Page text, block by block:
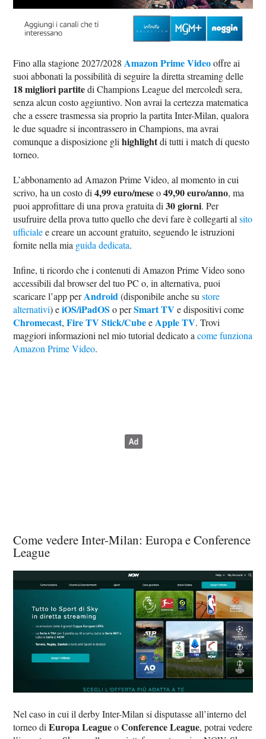
Fino alla stagione 2027/2028 Amazon Prime Videooffre ai
suoi abbonati la possibilità di seguire la diretta streaming delle
18 migliori partitedi Champions League del mercoledì sera,
senza alcun costo aggiuntivo. Non avrai la certezza matematica
che a essere trasmessa sia proprio la partita Inter-Milan, qualora
le due squadre si incontrassero in Champions, ma avrai
comunque a disposizione glihighlightdi tutti i match di questo
torneo.
L’abbonamento ad Amazon Prime Video, al momento in cui
scrivo, ha un costo di4,99 euro/meseo49,90 euro/anno, ma
puoi approfittare di una prova gratuita di30 giorni. Per
usufruire della prova tutto quello che devi fare è collegarti alsito
ufficialee creare un account gratuito, seguendo le istruzioni
fornite nella mia guida dedicata.
Infine, ti ricordo che i contenuti di Amazon Prime Video sono
accessibili dal browser del tuo PC o, in alternativa, puoi
scaricare l’app perAndroid(disponibile anche sustore
alternativi) eiOS/iPadOS o perSmart TVe dispositivi come
Chromecast,Fire TV Stick/Cubee Apple TV. Trovi
maggiori informazioni nel mio tutorial dedicato acome funziona
Amazon Prime Video.
Come vedere Inter-Milan: Europa e Conference
League
Nel caso in cui il derby Inter-Milan si disputasse all’interno del
torneo diEuropa LeagueoConference League, potrai vedere